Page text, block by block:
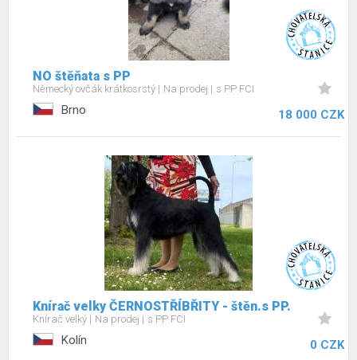
NO štěňata s PP
Německý ovčák krátkosrstý Na prodej s PP FCI
Brno 18 000 CZK
Knírač velky ČERNOSTŘÍBŘITY - štěn.s PP.
Knírač velký Na prodej s PP FCI
Kolín 0 CZK